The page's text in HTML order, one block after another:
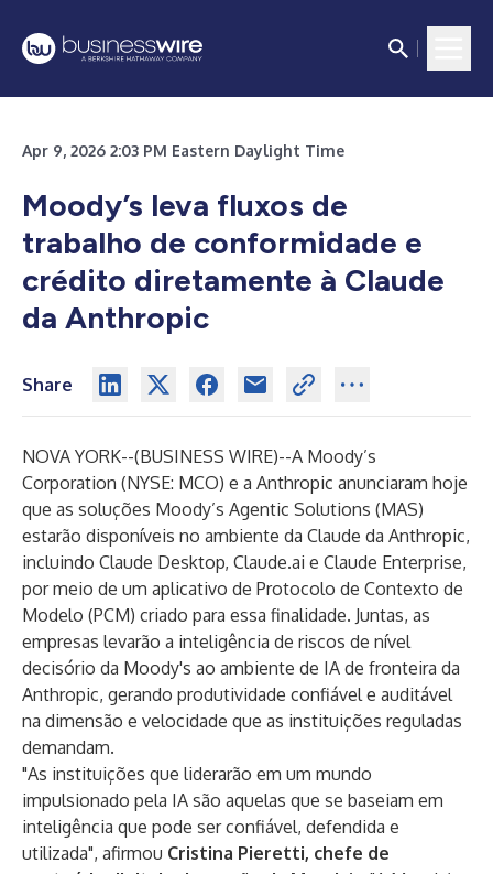
Apr 9, 2026 2:03 PM Eastern Daylight Time
Moody’s leva fluxos de
trabalho de conformidade e
crédito diretamente à Claude
da Anthropic
Share
NOVA YORK--(BUSINESS WIRE)--A Moody’s
Corporation (NYSE: MCO) e a Anthropic anunciaram hoje
que as soluções Moody’s Agentic Solutions (MAS)
estarão disponíveis no ambiente da Claude da Anthropic,
incluindo Claude Desktop, Claude.ai e Claude Enterprise,
por meio de um aplicativo de Protocolo de Contexto de
Modelo (PCM) criado para essa finalidade. Juntas, as
empresas levarão a inteligência de riscos de nível
decisório da Moody's ao ambiente de IA de fronteira da
Anthropic, gerando produtividade confiável e auditável
na dimensão e velocidade que as instituições reguladas
demandam.
"As instituições que liderarão em um mundo
impulsionado pela IA são aquelas que se baseiam em
inteligência que pode ser confiável, defendida e
utilizada", afirmou Cristina Pieretti, chefe de